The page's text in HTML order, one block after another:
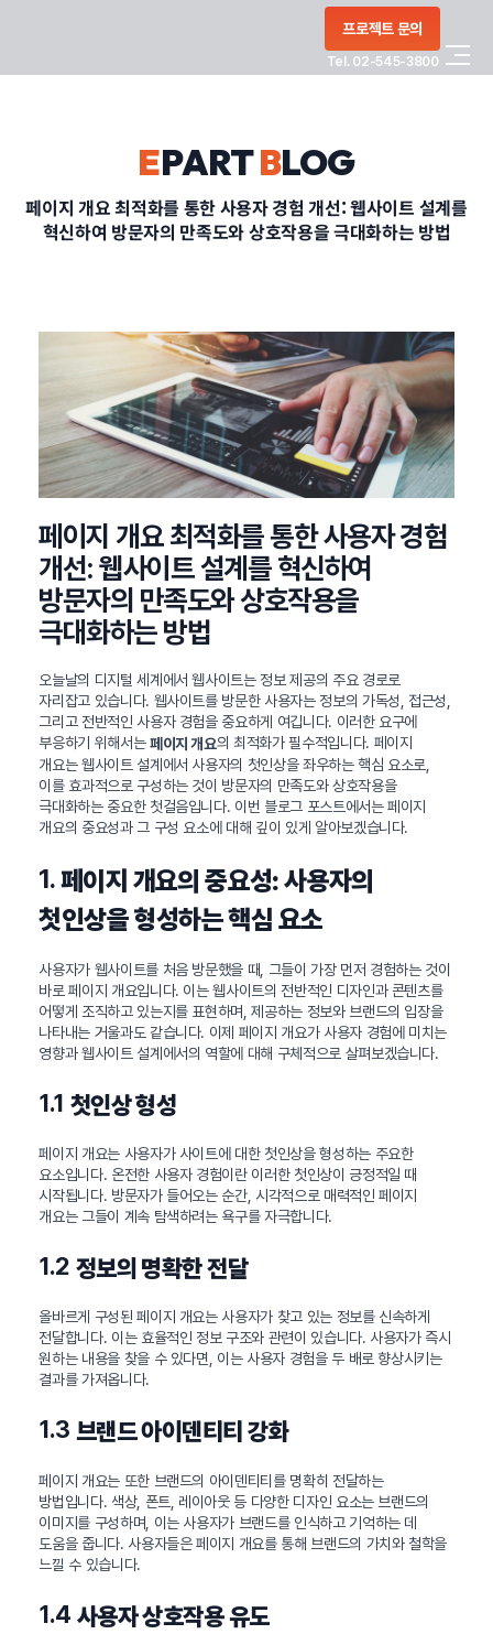
프로젝트 문의
Tel. 02-545-3800
PORTFOLIO
CONTACT
정부지원사업
EPARTBLOG
페이지 개요 최적화를 통한 사용자 경험 개선: 웹사이트 설계를
혁신하여 방문자의 만족도와 상호작용을 극대화하는 방법
페이지 개요 최적화를 통한 사용자 경험
개선: 웹사이트 설계를 혁신하여
방문자의 만족도와 상호작용을
극대화하는 방법
오늘날의 디지털 세계에서 웹사이트는 정보 제공의 주요 경로로
자리잡고 있습니다. 웹사이트를 방문한 사용자는 정보의 가독성, 접근성,
그리고 전반적인 사용자 경험을 중요하게 여깁니다. 이러한 요구에
부응하기 위해서는페이지 개요의 최적화가 필수적입니다. 페이지
개요는 웹사이트 설계에서 사용자의 첫인상을 좌우하는 핵심 요소로,
이를 효과적으로 구성하는 것이 방문자의 만족도와 상호작용을
극대화하는 중요한 첫걸음입니다. 이번 블로그 포스트에서는 페이지
개요의 중요성과 그 구성 요소에 대해 깊이 있게 알아보겠습니다.
1.페이지 개요의 중요성: 사용자의
첫인상을 형성하는 핵심 요소
사용자가 웹사이트를 처음 방문했을 때, 그들이 가장 먼저 경험하는 것이
바로 페이지 개요입니다. 이는 웹사이트의 전반적인 디자인과 콘텐츠를
어떻게 조직하고 있는지를 표현하며, 제공하는 정보와 브랜드의 입장을
나타내는 거울과도 같습니다. 이제 페이지 개요가 사용자 경험에 미치는
영향과 웹사이트 설계에서의 역할에 대해 구체적으로 살펴보겠습니다.
1.1 첫인상 형성
페이지 개요는 사용자가 사이트에 대한 첫인상을 형성하는 주요한
요소입니다. 온전한 사용자 경험이란 이러한 첫인상이 긍정적일 때
시작됩니다. 방문자가 들어오는 순간, 시각적으로 매력적인 페이지
개요는 그들이 계속 탐색하려는 욕구를 자극합니다.
1.2 정보의 명확한 전달
올바르게 구성된 페이지 개요는 사용자가 찾고 있는 정보를 신속하게
전달합니다. 이는 효율적인 정보 구조와 관련이 있습니다. 사용자가 즉시
원하는 내용을 찾을 수 있다면, 이는 사용자 경험을 두 배로 향상시키는
결과를 가져옵니다.
1.3 브랜드 아이덴티티 강화
페이지 개요는 또한 브랜드의 아이덴티티를 명확히 전달하는
방법입니다. 색상, 폰트, 레이아웃 등 다양한 디자인 요소는 브랜드의
이미지를 구성하며, 이는 사용자가 브랜드를 인식하고 기억하는 데
도움을 줍니다. 사용자들은 페이지 개요를 통해 브랜드의 가치와 철학을
느낄 수 있습니다.
1.4 사용자 상호작용 유도